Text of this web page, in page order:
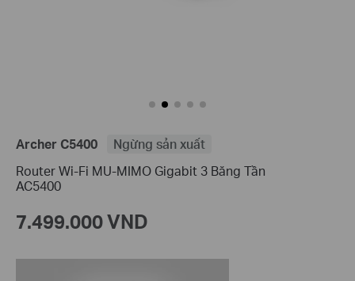
Archer C5400
Ngừng sản xuất
Router Wi-Fi MU-MIMO Gigabit 3 Băng Tần
AC5400
7.499.000 VND